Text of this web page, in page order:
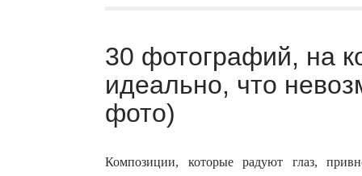
30 фотографий, на
идеально, что
фото)
Композиции, которые радуют глаз,